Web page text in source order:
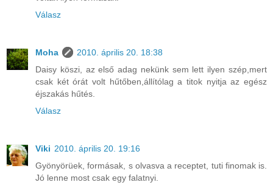
Válasz
Moha
2010. április 20. 18:38
Daisy köszi, az első adag nekünk sem lett ilyen szép,mert
csak két órát volt hűtőben,állítólag a titok nyitja az egész
éjszakás hűtés.
Válasz
Viki 2010. április 20. 19:16
Gyönyörüek, formásak, s olvasva a receptet, tuti finomak is.
Jó lenne most csak egy falatnyi.